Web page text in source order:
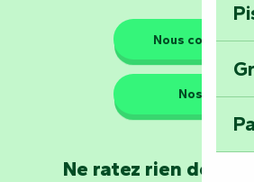
Nous contacter
Nos QG
Ne ratez rien de